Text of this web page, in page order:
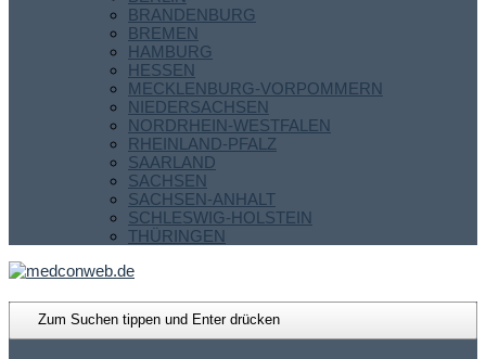
BRANDENBURG
BREMEN
HAMBURG
HESSEN
MECKLENBURG-VORPOMMERN
NIEDERSACHSEN
NORDRHEIN-WESTFALEN
RHEINLAND-PFALZ
SAARLAND
SACHSEN
SACHSEN-ANHALT
SCHLESWIG-HOLSTEIN
THÜRINGEN